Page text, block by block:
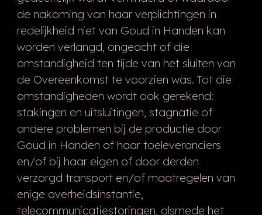
de nakoming van haar verplichtingen in
redelijkheid niet van Goud in Handen kan
worden verlangd, ongeacht of die
omstandigheid ten tijde van het sluiten van
de Overeenkomst te voorzien was. Tot die
omstandigheden wordt ook gerekend:
stakingen en uitsluitingen, stagnatie of
andere problemen bij de productie door
Goud in Handen of haar toeleveranciers
en/of bij haar eigen of door derden
verzorgd transport en/of maatregelen van
enige overheidsinstantie,
telecommunicatiestoringen, alsmede het